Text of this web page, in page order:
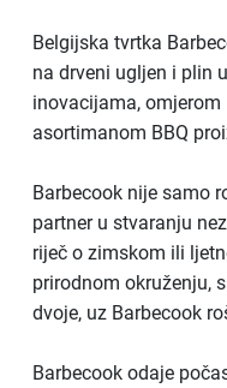
Belgijska tvrtka
na drveni ugljen i plin
inovacijama,
asortimanom BBQ
Barbecook nije samo
partner u stvaranju
riječ o zimskom ili
prirodnom okruženju,
dvoje, uz Barbecook
Barbecook odaje